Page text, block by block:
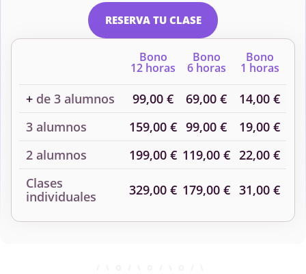
RESERVA TU CLASE
Bono
12 horas
Bono
6 horas
Bono
1 horas
+ de 3 alumnos 99,00 € 69,00 €
14,00 €
3 alumnos
159,00 € 99,00 €
19,00 €
2 alumnos
199,00 € 119,00 € 22,00 €
Clases
individuales
329,00 € 179,00 € 31,00 €